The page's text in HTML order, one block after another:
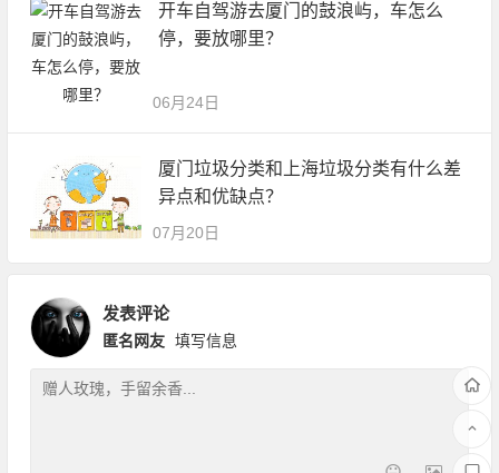
开车自驾游去厦门的鼓浪屿，车怎么
停，要放哪里？
06月24日
厦门垃圾分类和上海垃圾分类有什么差
异点和优缺点？
07月20日
发表评论
匿名网友 填写信息